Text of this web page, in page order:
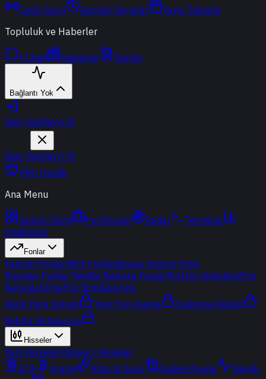
Canlı Yayın Geçmiş Yayınlar
Yayın Takvimi
Topluluk ve Haberler
t-Chat Haberler Yazılar
Bağlantı Yok
Giriş YapKayıt Ol
Giriş YapKayıt Ol
PRO Üyelik
Ana Menu
Günün Özeti Portföyüm Radar
Terminal
Endeksler
Fonlar
Yatırım FonlarıBES FonlarıBorsa Yatırım Fonu
Popüler Fonlar YeniBir Bakışta FonlarPortföy ŞirketleriFon
KarşılaştırmaFon Simülasyonu
Akıllı Para Sinyali
Ters Fon Arama
Çakışma Analizi
Sektör Rotasyonu
Hisseler
Yerli HisselerYabancı Hisseler
ETF
Kripto Altın & Döviz Vadeli Piyasa
Teknik